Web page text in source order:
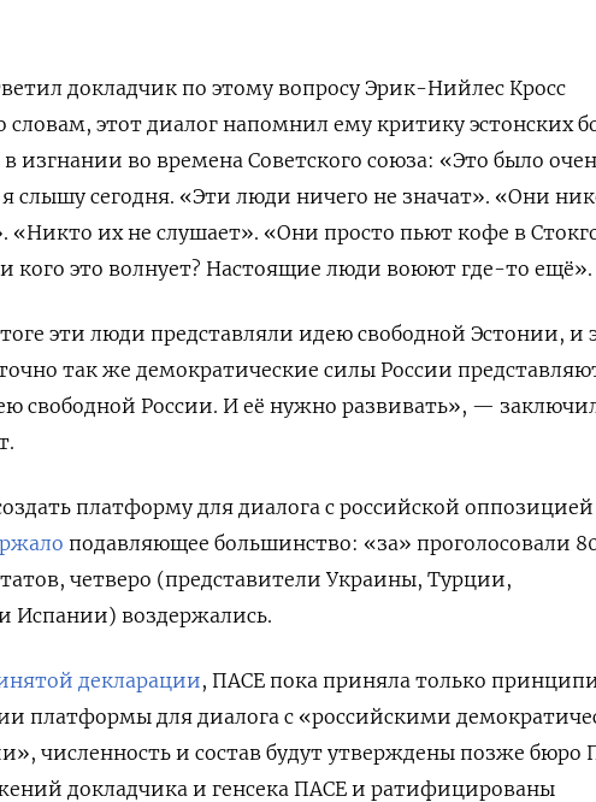
докладчик по этому вопросу Эрик-Нийлес Кросс
словам, этот диалог напомнил ему критику эстонских
изгнании во времена Советского союза: «Это было
слышу сегодня. «Эти люди ничего не значат». «Они
«Никто их не слушает». «Они просто пьют кофе в
кого это волнует? Настоящие люди воюют где-то ещё».
эти люди представляли идею свободной Эстонии, и
так же демократические силы России
свободной России. И её нужно развивать», —
платформу для диалога с российской оппозицией
подавляющее большинство: «за» проголосовали
четверо (представители Украины, Турции,
Испании) воздержались.
декларации, ПАСЕ пока приняла только
платформы для диалога с «российскими
численность и состав будут утверждены позже бюро
докладчика и генсека ПАСЕ и ратифицированы